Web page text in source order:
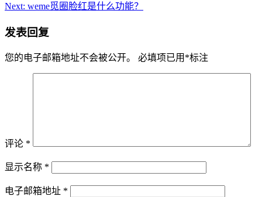
Next: weme觅圈脸红是什么功能？
发表回复
您的电子邮箱地址不会被公开。 必填项已用 *标注
评论 *
显示名称 *
电子邮箱地址 *